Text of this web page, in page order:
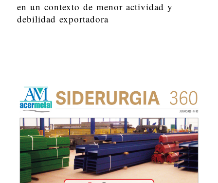
en un contexto de menor actividad y
debilidad exportadora